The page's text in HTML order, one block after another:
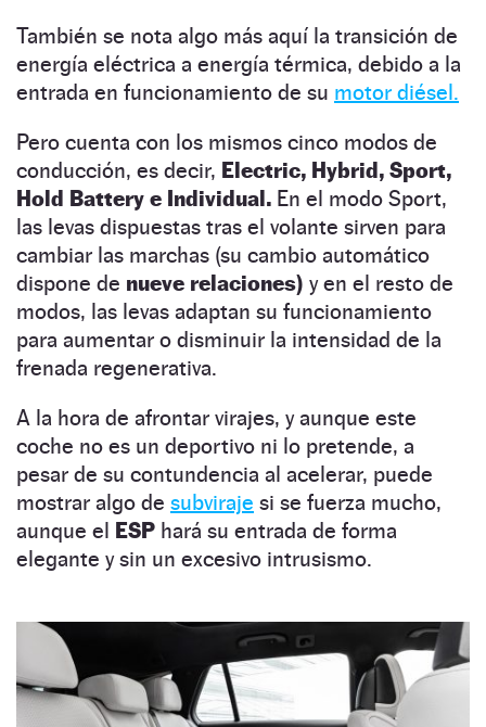
También se nota algo más aquí la transición de
energía eléctrica a energía térmica, debido a la
entrada en funcionamiento de su motor diésel.
Pero cuenta con los mismos cinco modos de
conducción, es decir, Electric, Hybrid, Sport,
Hold Battery e Individual. En el modo Sport,
las levas dispuestas tras el volante sirven para
cambiar las marchas (su cambio automático
dispone de nueve relaciones) y en el resto de
modos, las levas adaptan su funcionamiento
para aumentar o disminuir la intensidad de la
frenada regenerativa.
A la hora de afrontar virajes, y aunque este
coche no es un deportivo ni lo pretende, a
pesar de su contundencia al acelerar, puede
mostrar algo de subviraje si se fuerza mucho,
aunque el ESP hará su entrada de forma
elegante y sin un excesivo intrusismo.